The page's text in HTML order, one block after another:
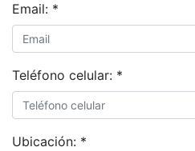
Email: *
Teléfono celular: *
Ubicación: *